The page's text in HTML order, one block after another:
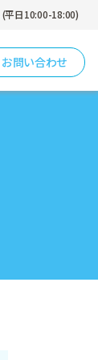
(平日10:00-18:00)
お問い合わせ